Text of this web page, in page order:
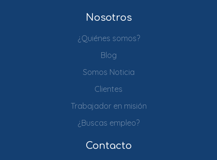
Nosotros
¿Quiénes somos?
Blog
Somos Noticia
Clientes
Trabajador en misión
¿Buscas empleo?
Contacto